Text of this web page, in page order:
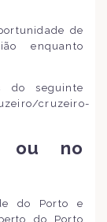
de
enquanto
do seguinte
cruzeiro-
ou no
do Porto e
do Porto